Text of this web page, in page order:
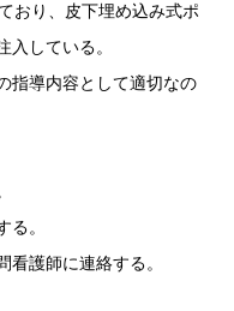
おり、皮下埋め込み式ポ
入している。
指導内容として適切なの
る。
看護師に連絡する。